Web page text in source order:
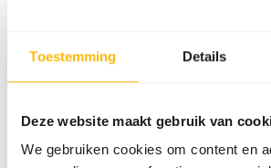
Toestemming Details
Deze website maakt gebruik van
We gebruiken cookies om content en
porridge of it. Another possibility is to
Next to the porridge or fruit, place a